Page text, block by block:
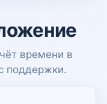
времени в
поддержки.